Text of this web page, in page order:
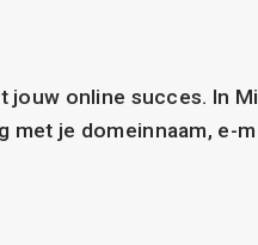
jouw online succes. In Mi
met je domeinnaam, e-m